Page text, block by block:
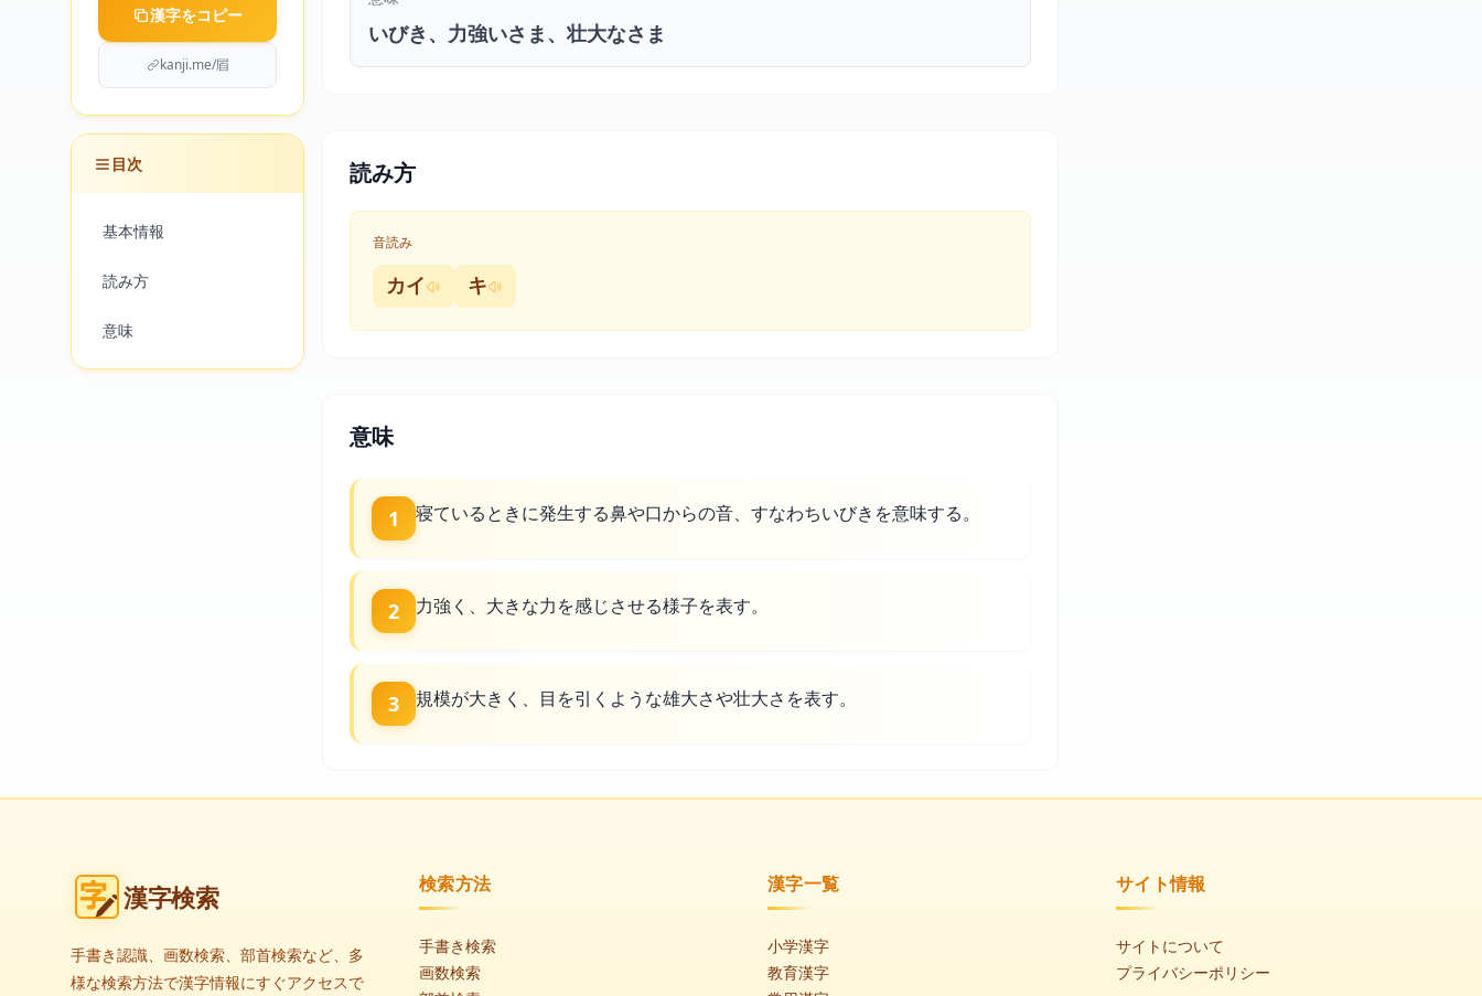
漢字をコピー
kanji.me/㞒
目次
基本情報
読み方
意味
いびき、力強いさま、壮大なさま
読み方
音読み
カイ キ
意味
1 寝ているときに発生する鼻や口からの音、すなわちいびきを意味する。
2 力強く、大きな力を感じさせる様子を表す。
3 規模が大きく、目を引くような雄大さや壮大さを表す。
漢字検索
手書き認識、画数検索、部首検索など、多
様な検索方法で漢字情報にすぐアクセスで
検索方法
手書き検索
画数検索
漢字一覧
小学漢字
教育漢字
サイト情報
サイトについて
プライバシーポリシー